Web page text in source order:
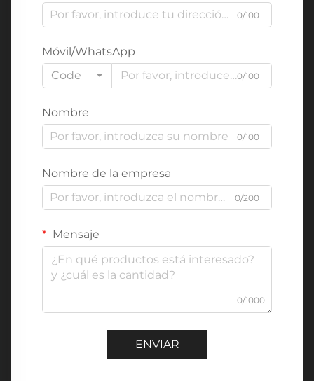
0/100
Móvil/WhatsApp
Code
0/100
Nombre
0/100
Nombre de la empresa
0/200
Mensaje
0/1000
ENVIAR